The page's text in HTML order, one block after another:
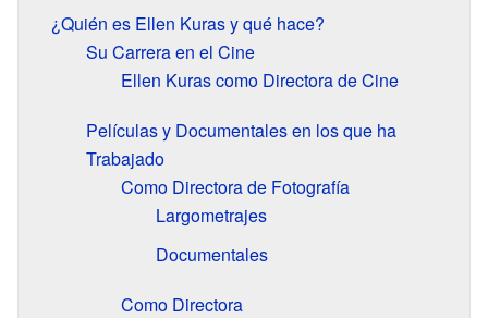
¿Quién es Ellen Kuras y qué hace?
Su Carrera en el Cine
Ellen Kuras como Directora de Cine
Películas y Documentales en los que ha
Trabajado
Como Directora de Fotografía
Largometrajes
Documentales
Como Directora